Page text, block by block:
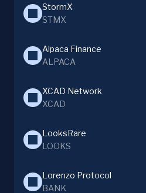
StormX
STMX
Alpaca Finance
ALPACA
XCAD Network
XCAD
LooksRare
LOOKS
Lorenzo Protocol
BANK